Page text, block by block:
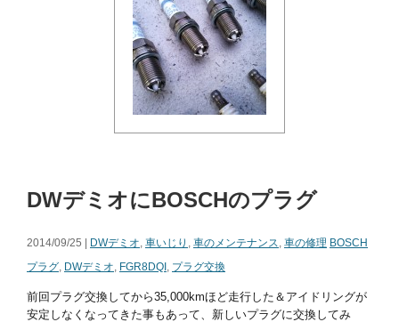
DWデミオにBOSCHのプラグ
2014/09/25 | DWデミオ, 車いじり , 車のメンテナンス, 車の修理 BOSCH
プラグ, DWデミオ, FGR8DQI , プラグ交換
前回プラグ交換してから35,000kmほど走行した＆アイドリングが
安定しなくなってきた事もあって、新しいプラグに交換してみ